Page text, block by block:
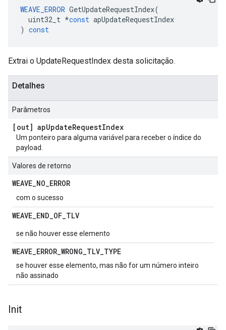
WEAVE_ERROR GetUpdateRequestIndex(
uint32_t *const apUpdateRequestIndex
) const
Extrai o UpdateRequestIndex desta solicitação.
Detalhes
Parâmetros
[out] apUpdateRequestIndex
Um ponteiro para alguma variável para receber o índice do
payload.
Valores de retorno
WEAVE_NO_ERROR
com o sucesso
WEAVE_END_OF_TLV
se não houver esse elemento
WEAVE_ERROR_WRONG_TLV_TYPE
se houver esse elemento, mas não for um número inteiro
não assinado
Init